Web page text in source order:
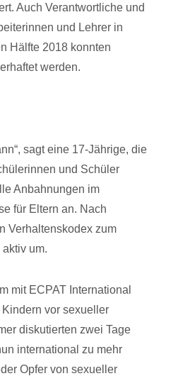
Auch Verantwortliche und
und Lehrer in
Hälfte 2018 konnten
werden.
sagt eine 17-Jährige, die
und Schüler
Anbahnungen im
für Eltern an. Nach
Verhaltenskodex zum
um.
mit ECPAT International
Kindern vor sexueller
diskutierten zwei Tage
international zu mehr
Opfer von sexueller